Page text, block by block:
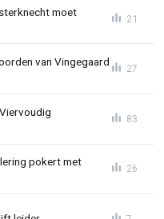
moet
21
van Vingegaard
27
83
pokert met
26